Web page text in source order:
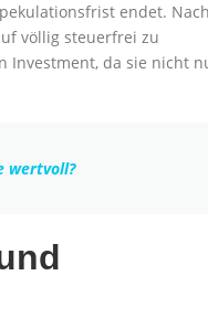
endet. Nach
völlig steuerfrei zu
Investment, da sie nicht
wertvoll?